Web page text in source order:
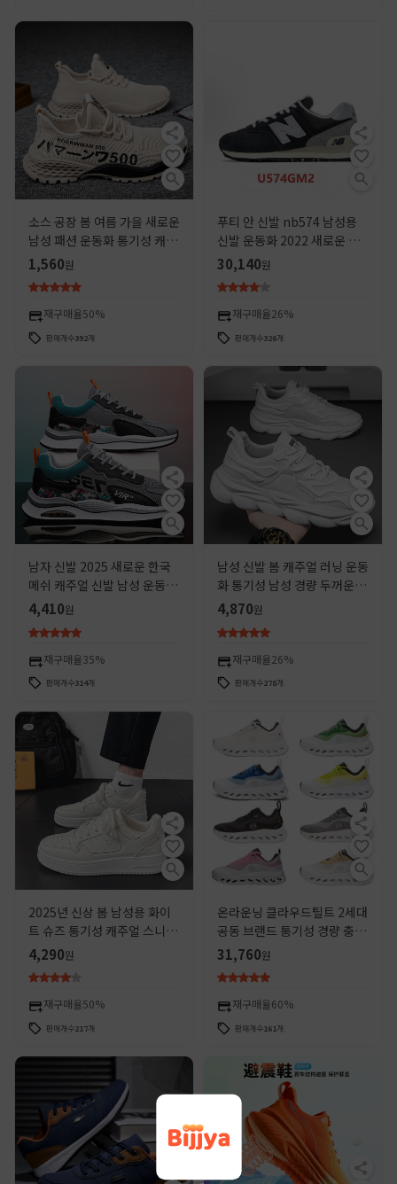
소스 공장 봄 여름 가을 새로운
남성 패션 운동화 통기성 캐주
얼 신발 런닝 슈즈 스톨 공급
1,560원
재구매율50%
판매개수392개
푸티 안 신발 nb574 남성용
신발 운동화 2022 새로운 운
동화 가을 복고풍 nb 벚꽃 여
성 머리카락 세대
30,140원
재구매율26%
판매개수326개
남자 신발 2025 새로운 한국
메쉬 캐주얼 신발 남성 운동화
학생 운동화 토레 신발 국경 도
매
4,410원
재구매율35%
판매개수314개
남성 신발 봄 캐주얼 러닝 운동
화 통기성 남성 경량 두꺼운 단
독 높이 증가 유행 아빠 신발
새로운 올 매치
4,870원
재구매율26%
판매개수278개
2025년 신상 봄 남성용 화이
트 슈즈 통기성 캐주얼 스니커
즈 스포츠 인싸 트렌드 슈즈 로
우탑 런닝화
4,290원
재구매율50%
판매개수217개
온라운닝 클라우드틸트 2세대
공동 브랜드 통기성 경량 충격
흡수 아웃도어 남녀공용 장거
리 레저 운동화
31,760원
재구매율60%
판매개수161개